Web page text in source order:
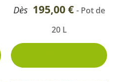
produit
Dès 195,00€ - Pot de
20 L